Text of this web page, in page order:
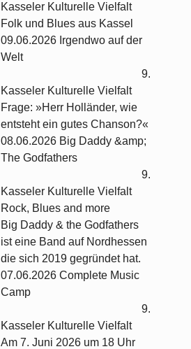
Kasseler Kulturelle Vielfalt
Folk und Blues aus Kassel
09.06.2026 Irgendwo auf der
Welt
9.
Kasseler Kulturelle Vielfalt
Frage: »Herr Holländer, wie
entsteht ein gutes Chanson?«
08.06.2026 Big Daddy &amp;
The Godfathers
9.
Kasseler Kulturelle Vielfalt
Rock, Blues and more
Big Daddy & the Godfathers
ist eine Band auf Nordhessen
die sich 2019 gegründet hat.
07.06.2026 Complete Music
Camp
9.
Kasseler Kulturelle Vielfalt
Am 7. Juni 2026 um 18 Uhr